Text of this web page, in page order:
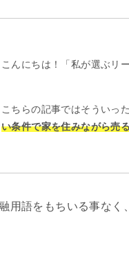
こんにちは！「私が選ぶリ
こちらの記事ではそういった
い条件で家を住みながら売
用語をもちいる事なく